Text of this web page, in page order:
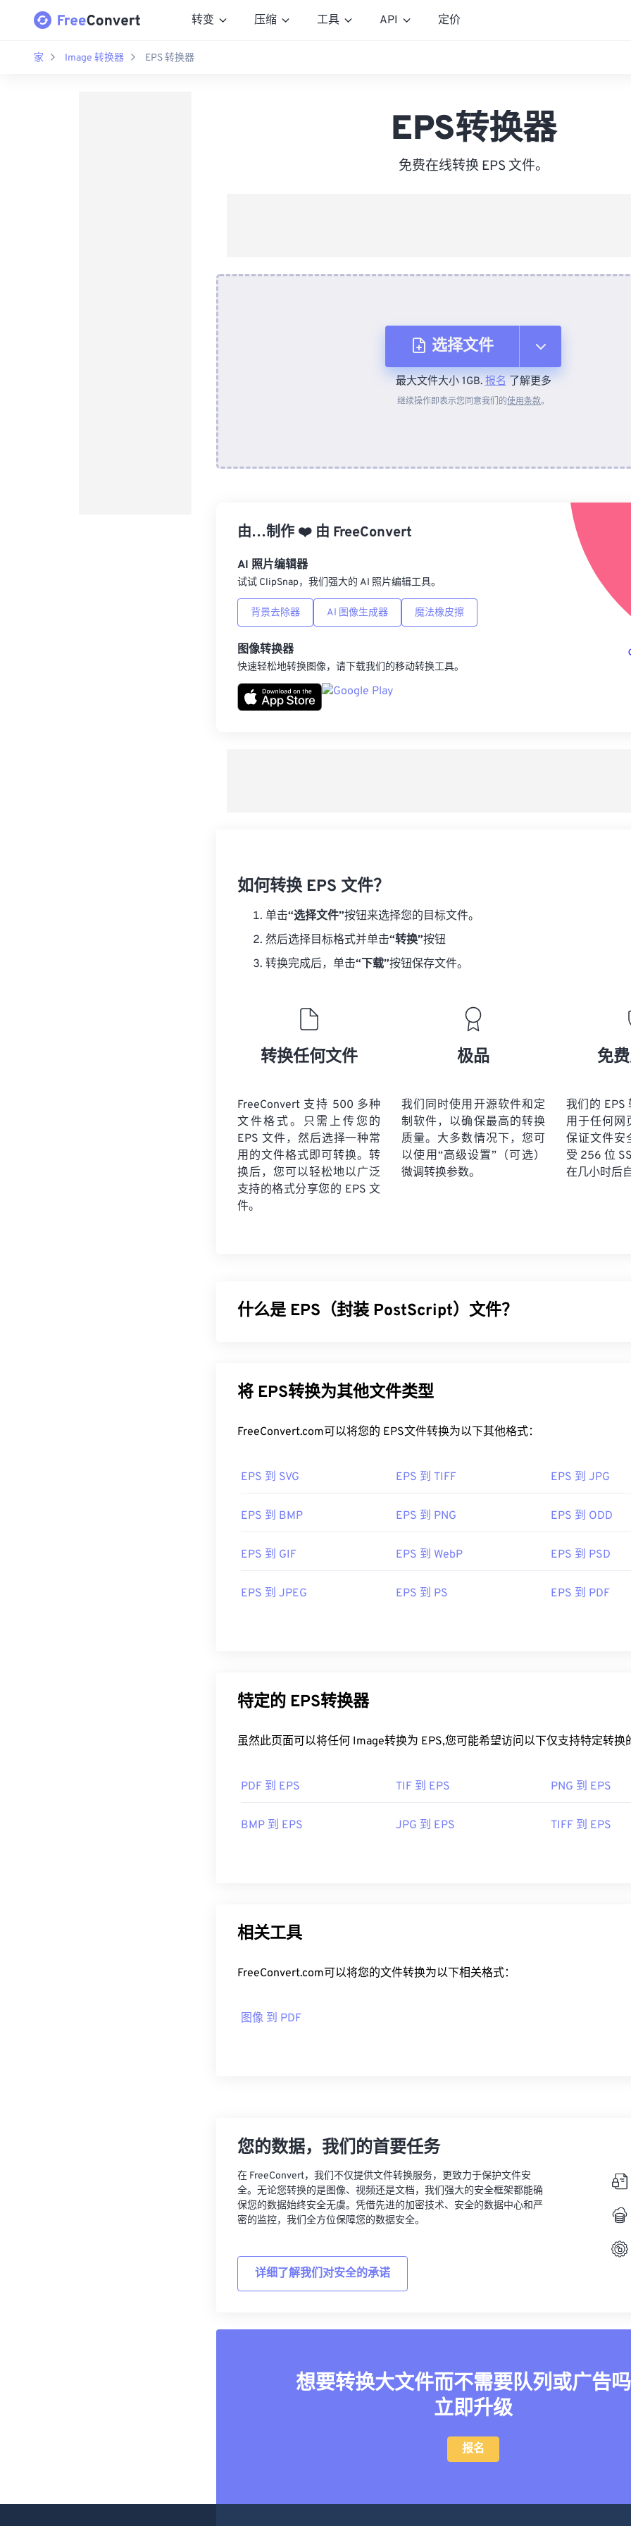
转变 压缩 工具 API 定价
家 Image 转换器 EPS 转换器
EPS转换器
免费在线转换 EPS 文件。
选择文件
从设备
来自网址
最大文件大小 1GB.报名了解更多
继续操作即表示您同意我们的使用条款。
由…制作 ❤️ 由 FreeConvert
AI 照片编辑器
试试 ClipSnap，我们强大的 AI 照片编辑工具。
背景去除器 AI 图像生成器 魔法橡皮擦
图像转换器
快速轻松地转换图像，请下载我们的移动转换工具。
如何转换 EPS 文件？
单击“选择文件”按钮来选择您的目标文件。
然后选择目标格式并单击“转换”按钮
转换完成后，单击“下载”按钮保存文件。
转换任何文件
FreeConvert 支持 500 多种
文件格式。只需上传您的
EPS 文件，然后选择一种常
用的文件格式即可转换。转
换后，您可以轻松地以广泛
支持的格式分享您的 EPS 文
件。
极品
我们同时使用开源软件和定
制软件，以确保最高的转换
质量。大多数情况下，您可
以使用“高级设置”（可选）
微调转换参数。
免
我们的 EPS
用于任何网
保证文件安
受 256 位
在几小时后
什么是 EPS（封装 PostScript）文件？
像，也可以获得低分辨率预览。EPS 最常用于创建巨大的硬拷贝图形，也称为干
序。CorelDraw
、XnView、OpenOffice.org Draw和 Blender
SVG 或 PDF。EPS 由 Adob​​e 开发。因此，用于转换 EPS 的最佳程序是 Adob​​e
将 EPS转换为其他文件类型
FreeConvert.com可以将您的 EPS文件转换为以下其他格式：
EPS 到 SVG EPS 到 TIFF EPS 到 JPG
EPS 到 BMP EPS 到 PNG EPS 到 ODD
EPS 到 GIF EPS 到 WebP EPS 到 PSD
EPS 到 JPEG EPS 到 PS EPS 到 PDF
特定的 EPS转换器
虽然此页面可以将任何 Image转换为 EPS,您可能希望访问以下仅支持特定转换
PDF 到 EPS TIF 到 EPS PNG 到 EPS
BMP 到 EPS JPG 到 EPS TIFF 到 EPS
相关工具
FreeConvert.com可以将您的文件转换为以下相关格式：
图像 到 PDF
您的数据，我们的首要任务
在 FreeConvert，我们不仅提供文件转换服务，更致力于保护文件安
全。无论您转换的是图像、视频还是文档，我们强大的安全框架都能确
保您的数据始终安全无虞。凭借先进的加密技术、安全的数据中心和严
密的监控，我们全方位保障您的数据安全。
详细了解我们对安全的承诺
想要转换大文件而不需要队列或广告吗
立即升级
报名